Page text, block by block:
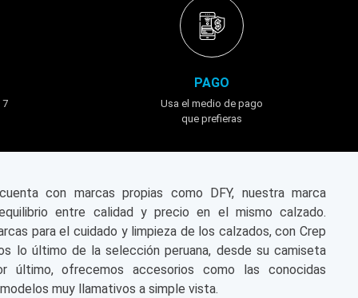
7
PAGO
Usa el medio de pago
que prefieras
con marcas propias como DFY, nuestra marca
entre calidad y precio en el mismo calzado.
para el cuidado y limpieza de los calzados, con Crep
lo último de la selección peruana, desde su camiseta
último, ofrecemos accesorios como las conocidas
muy llamativos a simple vista.